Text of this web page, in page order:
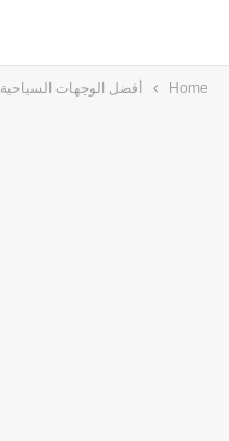
Home أفضل الوجهات السياحية